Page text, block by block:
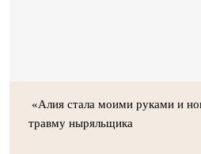
«Алия стала моими руками и
травму ныряльщика